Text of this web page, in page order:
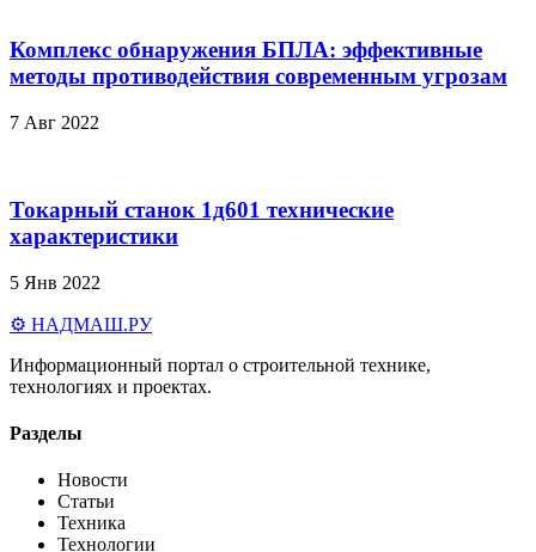
Комплекс обнаружения БПЛА: эффективные
методы противодействия современным угрозам
7 Авг 2022
Токарный станок 1д601 технические
характеристики
5 Янв 2022
⚙️ НАДМАШ.РУ
Информационный портал о строительной технике,
технологиях и проектах.
Разделы
Новости
Статьи
Техника
Технологии